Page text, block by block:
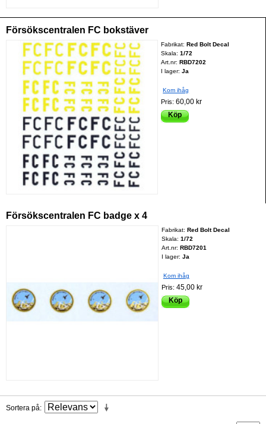
Försökscentralen FC bokstäver
Fabrikat:Red Bolt Decal
Skala:1/72
Art.nr:RBD7202
I lager: Ja
Kom ihåg
Pris:60,00 kr
Köp
Försökscentralen FC badge x 4
Fabrikat: Red Bolt Decal
Skala: 1/72
Art.nr: RBD7201
I lager: Ja
Kom ihåg
Pris: 45,00 kr
Köp
Sortera på